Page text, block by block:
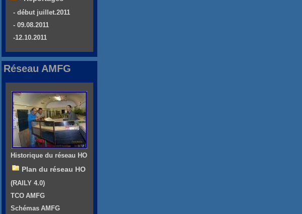
- début juillet.2011
- 09.08.2011
-12.10.2011
Réseau AMFG
Historique du réseau HO
Plan du réseau HO
(RAILY 4.0)
TCO AMFG
Schémas AMFG